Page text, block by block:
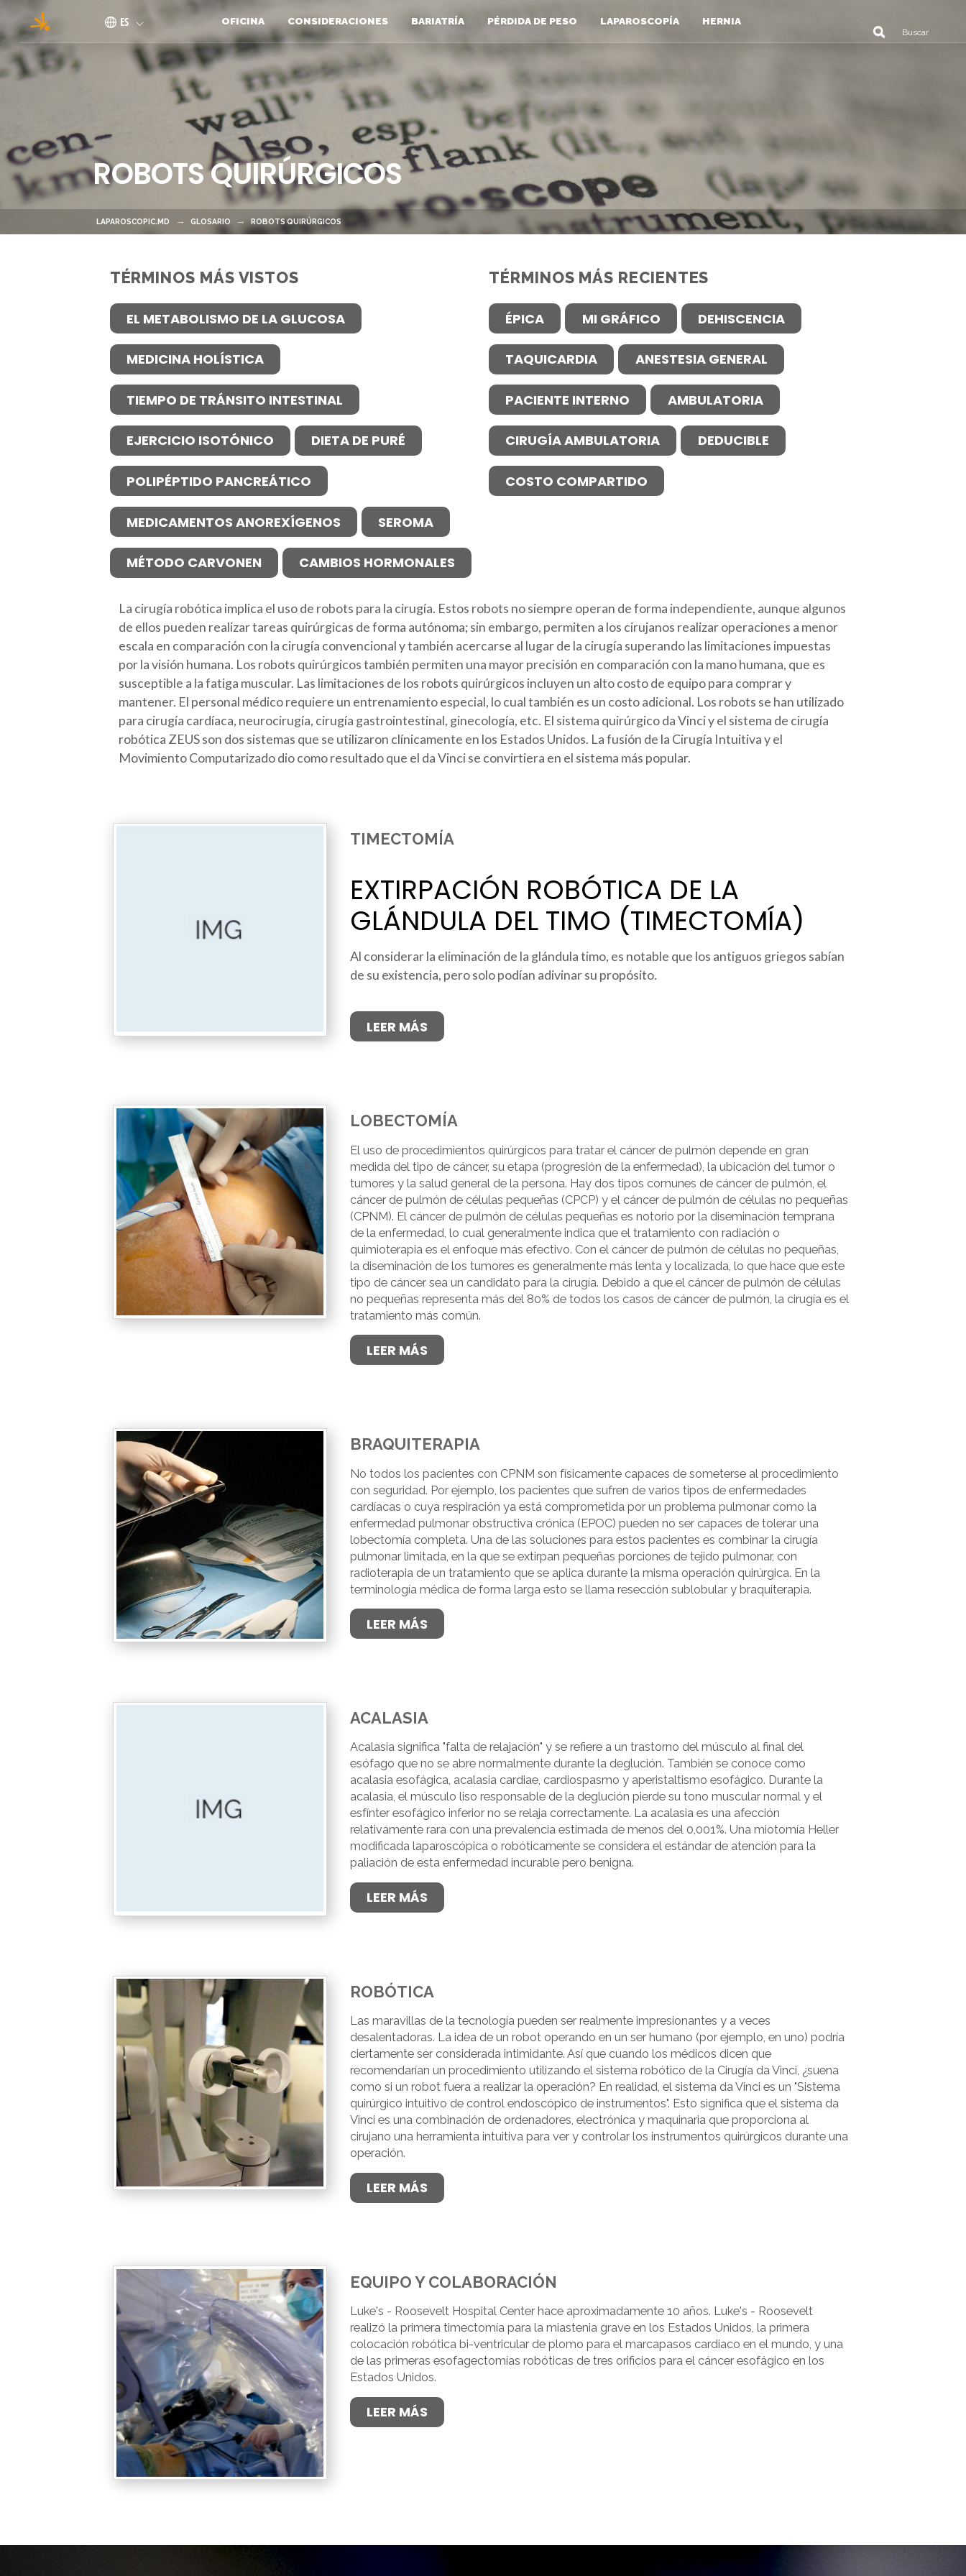
Pasar al contenido principal
ES OFICINA CONSIDERACIONES BARIATRÍA PÉRDIDA DE PESO LAPAROSCOPÍA HERNIA
ROBOTS QUIRÚRGICOS
LAPAROSCOPIC.MD GLOSARIO ROBOTS QUIRÚRGICOS
TÉRMINOS MÁS VISTOS
EL METABOLISMO DE LA GLUCOSA
MEDICINA HOLÍSTICA
TIEMPO DE TRÁNSITO INTESTINAL
EJERCICIO ISOTÓNICO DIETA DE PURÉ
POLIPÉPTIDO PANCREÁTICO
MEDICAMENTOS ANOREXÍGENOS SEROMA
MÉTODO CARVONEN CAMBIOS HORMONALES
TÉRMINOS MÁS RECIENTES
ÉPICA MI GRÁFICO DEHISCENCIA
TAQUICARDIA ANESTESIA GENERAL
PACIENTE INTERNO AMBULATORIA
CIRUGÍA AMBULATORIA DEDUCIBLE
COSTO COMPARTIDO
La cirugía robótica implica el uso de robots para la cirugía. Estos robots no siempre operan de forma independiente, aunque algunos
de ellos pueden realizar tareas quirúrgicas de forma autónoma; sin embargo, permiten a los cirujanos realizar operaciones a menor
escala en comparación con la cirugía convencional y también acercarse al lugar de la cirugía superando las limitaciones impuestas
por la visión humana. Los robots quirúrgicos también permiten una mayor precisión en comparación con la mano humana, que es
susceptible a la fatiga muscular. Las limitaciones de los robots quirúrgicos incluyen un alto costo de equipo para comprar y
mantener. El personal médico requiere un entrenamiento especial, lo cual también es un costo adicional. Los robots se han utilizado
para cirugía cardíaca, neurocirugía, cirugía gastrointestinal, ginecología, etc. El sistema quirúrgico da Vinci y el sistema de cirugía
robótica ZEUS son dos sistemas que se utilizaron clínicamente en los Estados Unidos. La fusión de la Cirugía Intuitiva y el
Movimiento Computarizado dio como resultado que el da Vinci se convirtiera en el sistema más popular.
TIMECTOMÍA
EXTIRPACIÓN ROBÓTICA DE LA
GLÁNDULA DEL TIMO (TIMECTOMÍA)
Al considerar la eliminación de la glándula timo, es notable que los antiguos griegos sabían
de su existencia, pero solo podían adivinar su propósito.
LEER MÁS
LOBECTOMÍA
El uso de procedimientos quirúrgicos para tratar el cáncer de pulmón depende en gran
medida del tipo de cáncer, su etapa (progresión de la enfermedad), la ubicación del tumor o
tumores y la salud general de la persona. Hay dos tipos comunes de cáncer de pulmón, el
cáncer de pulmón de células pequeñas (CPCP) y el cáncer de pulmón de células no pequeñas
(CPNM). El cáncer de pulmón de células pequeñas es notorio por la diseminación temprana
de la enfermedad, lo cual generalmente indica que el tratamiento con radiación o
quimioterapia es el enfoque más efectivo. Con el cáncer de pulmón de células no pequeñas,
la diseminación de los tumores es generalmente más lenta y localizada, lo que hace que este
tipo de cáncer sea un candidato para la cirugía. Debido a que el cáncer de pulmón de células
no pequeñas representa más del 80% de todos los casos de cáncer de pulmón, la cirugía es el
tratamiento más común.
LEER MÁS
BRAQUITERAPIA
No todos los pacientes con CPNM son físicamente capaces de someterse al procedimiento
con seguridad. Por ejemplo, los pacientes que sufren de varios tipos de enfermedades
cardíacas o cuya respiración ya está comprometida por un problema pulmonar como la
enfermedad pulmonar obstructiva crónica (EPOC) pueden no ser capaces de tolerar una
lobectomía completa. Una de las soluciones para estos pacientes es combinar la cirugía
pulmonar limitada, en la que se extirpan pequeñas porciones de tejido pulmonar, con
radioterapia de un tratamiento que se aplica durante la misma operación quirúrgica. En la
terminología médica de forma larga esto se llama resección sublobular y braquiterapia.
LEER MÁS
ACALASIA
Acalasia significa "falta de relajación" y se refiere a un trastorno del músculo al final del
esófago que no se abre normalmente durante la deglución. También se conoce como
acalasia esofágica, acalasia cardiae, cardiospasmo y aperistaltismo esofágico. Durante la
acalasia, el músculo liso responsable de la deglución pierde su tono muscular normal y el
esfínter esofágico inferior no se relaja correctamente. La acalasia es una afección
relativamente rara con una prevalencia estimada de menos del 0,001%. Una miotomía Heller
modificada laparoscópica o robóticamente se considera el estándar de atención para la
paliación de esta enfermedad incurable pero benigna.
LEER MÁS
ROBÓTICA
Las maravillas de la tecnología pueden ser realmente impresionantes y a veces
desalentadoras. La idea de un robot operando en un ser humano (por ejemplo, en uno) podría
ciertamente ser considerada intimidante. Así que cuando los médicos dicen que
recomendarían un procedimiento utilizando el sistema robótico de la Cirugía da Vinci, ¿suena
como si un robot fuera a realizar la operación? En realidad, el sistema da Vinci es un "Sistema
quirúrgico intuitivo de control endoscópico de instrumentos". Esto significa que el sistema da
Vinci es una combinación de ordenadores, electrónica y maquinaria que proporciona al
cirujano una herramienta intuitiva para ver y controlar los instrumentos quirúrgicos durante una
operación.
LEER MÁS
EQUIPO Y COLABORACIÓN
Luke's - Roosevelt Hospital Center hace aproximadamente 10 años. Luke's - Roosevelt
realizó la primera timectomía para la miastenia grave en los Estados Unidos, la primera
colocación robótica bi-ventricular de plomo para el marcapasos cardiaco en el mundo, y una
de las primeras esofagectomías robóticas de tres orificios para el cáncer esofágico en los
Estados Unidos.
LEER MÁS